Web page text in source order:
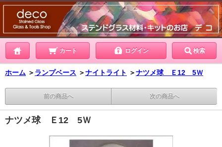
カート ログイン 検索
ホーム ＞ ランプベース ＞ナイトライト ＞ナツメ球 Ｅ12 5Ｗ
前の商品へ 次の商品へ
ナツメ球 Ｅ12 5Ｗ